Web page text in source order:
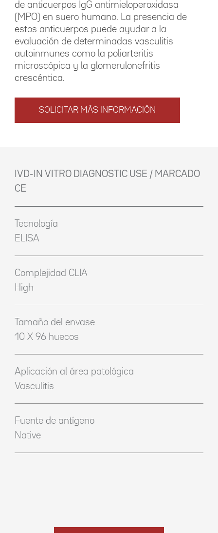
de anticuerpos IgG antimieloperoxidasa
(MPO) en suero humano. La presencia de
estos anticuerpos puede ayudar a la
evaluación de determinadas vasculitis
autoinmunes como la poliarteritis
microscópica y la glomerulonefritis
crescéntica.
SOLICITAR MÁS INFORMACIÓN
IVD-IN VITRO DIAGNOSTIC USE / MARCADO
CE
Tecnología
ELISA
Complejidad CLIA
High
Tamaño del envase
10 X 96 huecos
Aplicación al área patológica
Vasculitis
Fuente de antígeno
Native